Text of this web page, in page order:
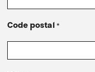
Code postal *